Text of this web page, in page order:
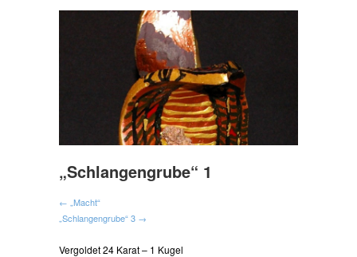
„Schlangengrube“ 1
← „Macht“
„Schlangengrube“ 3 →
Vergoldet 24 Karat – 1 Kugel